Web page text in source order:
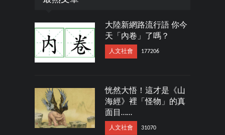
大陸新網路流行語 你今
天「內卷」了嗎？
人文社會 177206
恍然大悟！這才是《山
海經》裡「怪物」的真
面目……
人文社會 31070